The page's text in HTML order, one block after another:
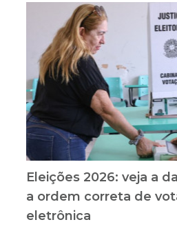
Eleições 2026: veja a
a ordem correta de
eletrônica